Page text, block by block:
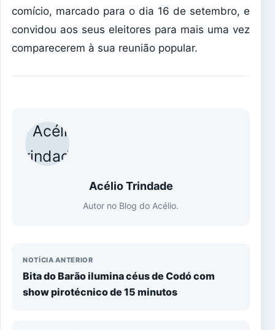
comício, marcado para o dia 16 de setembro, e
convidou aos seus eleitores para mais uma vez
comparecerem à sua reunião popular.
Acélio Trindade
Autor no Blog do Acélio.
NOTÍCIA ANTERIOR
Bita do Barão ilumina céus de Codó com
show pirotécnico de 15 minutos